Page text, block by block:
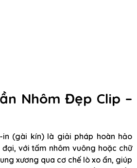
Nhôm Đẹp Clip –
in (gài kín) là giải pháp hoàn hảo
với tấm nhôm vuông hoặc chữ
xương qua cơ chế lò xo ẩn, giúp